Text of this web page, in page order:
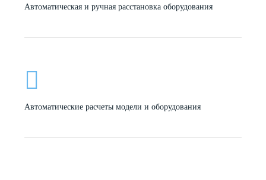
Автоматическая и ручная расстановка оборудования
Автоматические расчеты модели и оборудования